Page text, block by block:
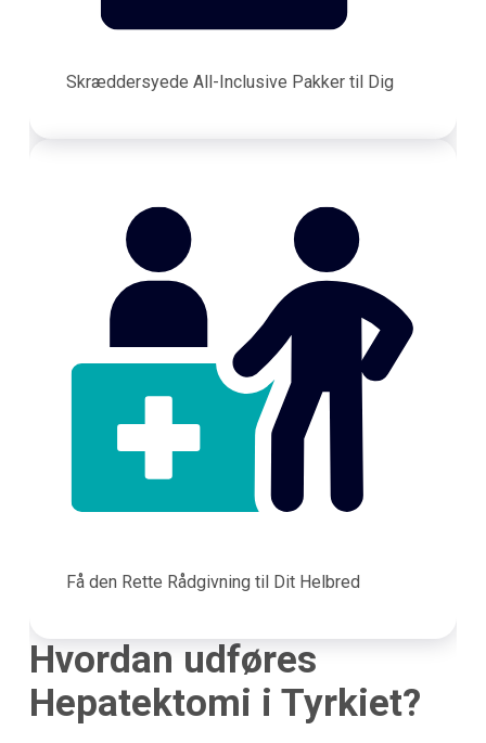
Skræddersyede All-Inclusive Pakker til Dig
Få den Rette Rådgivning til Dit Helbred
Hvordan udføres
Hepatektomi i Tyrkiet?